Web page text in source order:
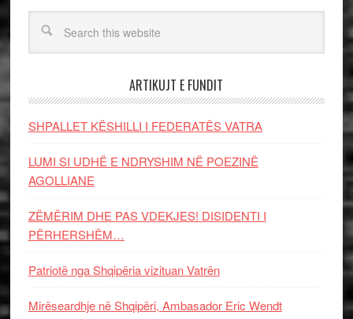
ARTIKUJT E FUNDIT
SHPALLET KËSHILLI I FEDERATËS VATRA
LUMI SI UDHË E NDRYSHIM NË POEZINË
AGOLLIANE
ZËMËRIM DHE PAS VDEKJES! DISIDENTI I
PËRHERSHËM…
Patriotë nga Shqipëria vizituan Vatrën
Mirëseardhje në Shqipëri, Ambasador Eric Wendt